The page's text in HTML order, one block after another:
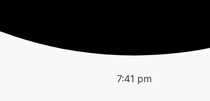
7:41 pm